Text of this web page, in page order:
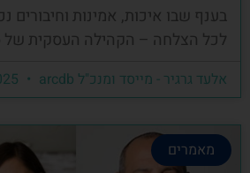
בענף שבו איכות, אמינות וחיבורים
לכל הצלחה – הקהילה העסקית של arcdb
אלעד גרגיר - מייסד ומנכ"ל arcdb
מאמרים